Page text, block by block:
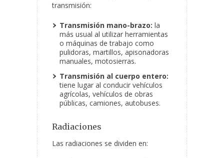
transmisión:
Transmisión mano-brazo: la
más usual al utilizar herramientas
o máquinas de trabajo como
pulidoras, martillos, apisonadoras
manuales, motosierras.
Transmisión al cuerpo entero:
tiene lugar al conducir vehículos
agrícolas, vehículos de obras
públicas, camiones, autobuses.
Radiaciones
Las radiaciones se dividen en: